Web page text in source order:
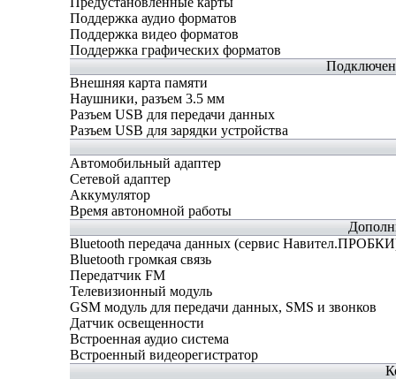
Поддержка аудио форматов
Поддержка видео форматов
Поддержка графических форматов
Внешняя карта памяти
Наушники, разъем 3.5 мм
Разъем USB для передачи данных
Разъем USB для зарядки устройства
Автомобильный адаптер
Сетевой адаптер
Аккумулятор
Время автономной работы
Bluetooth передача данных (сервис
Bluetooth громкая связь
Передатчик FM
Телевизионный модуль
GSM модуль для передачи данных, SMS и звонков
Датчик освещенности
Встроенная аудио система
Встроенный видеорегистратор